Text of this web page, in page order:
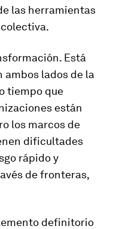
las herramientas
Está
lados de la
tiempo que
están
los marcos de
dificultades
rápido y
de fronteras,
definitorio